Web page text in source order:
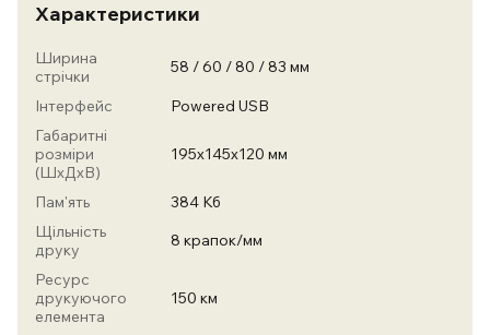
Характеристики
Ширина
стрічки
58 / 60 / 80 / 83 мм
Інтерфейс
Powered USB
Габаритні
розміри
(ШхДхВ)
195х145х120 мм
Пам'ять
384 Кб
Щільність
друку
8 крапок/мм
Ресурс
друкуючого
елемента
150 км